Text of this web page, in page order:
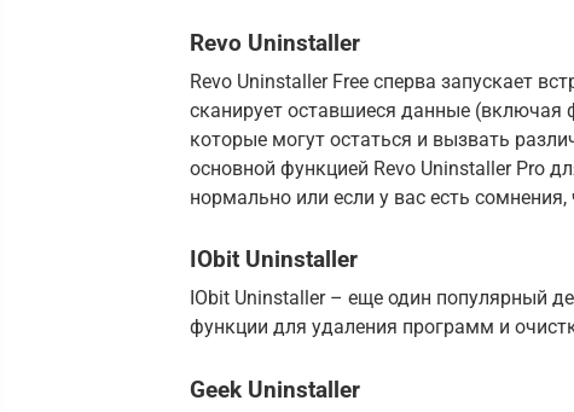
Revo Uninstaller
Revo Uninstaller Free сперва запускает
сканирует оставшиеся данные (включая
которые могут остаться и вызвать
основной функцией Revo Uninstaller Pro
нормально или если у вас есть
IObit Uninstaller
IObit Uninstaller – еще один популярный
функции для удаления программ и
Geek Uninstaller